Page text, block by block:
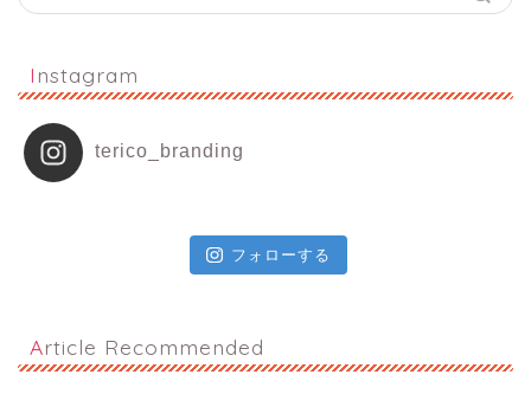
Instagram
terico_branding
フォローする
Article Recommended